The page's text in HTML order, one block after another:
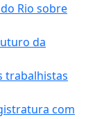
Rio sobre
da
trabalhistas
com